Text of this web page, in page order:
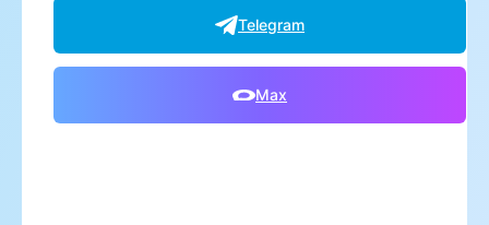
Telegram
Max